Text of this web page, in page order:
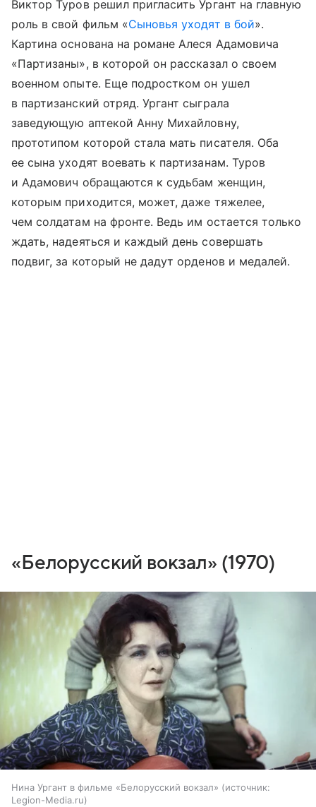
Виктор Туров решил пригласить Ургант на главную
роль в свой фильм «Сыновья уходят в бой».
Картина основана на романе Алеся Адамовича
«Партизаны», в которой он рассказал о своем
военном опыте. Еще подростком он ушел
в партизанский отряд. Ургант сыграла
заведующую аптекой Анну Михайловну,
прототипом которой стала мать писателя. Оба
ее сына уходят воевать к партизанам. Туров
и Адамович обращаются к судьбам женщин,
которым приходится, может, даже тяжелее,
чем солдатам на фронте. Ведь им остается только
ждать, надеяться и каждый день совершать
подвиг, за который не дадут орденов и медалей.
«Белорусский вокзал» (1970)
Нина Ургант в фильме «Белорусский вокзал»
источник:
Legion-Media.ru